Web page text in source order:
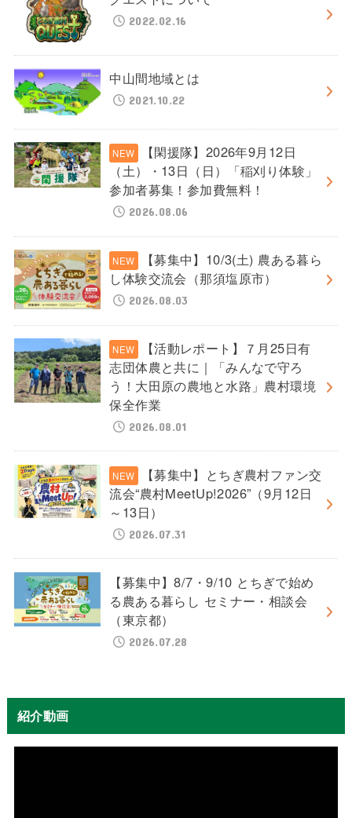
2022.02.16
中山間地域とは
2021.10.22
【閑援隊】2026年9月12日
（土）・13日（日）「稲刈り体験」
参加者募集！参加費無料！
2026.08.06
【募集中】10/3(土) 農ある暮ら
し体験交流会（那須塩原市）
2026.08.03
【活動レポート】７月25日有
志団体農と共に｜「みんなで守ろ
う！大田原の農地と水路」農村環境
保全作業
2026.08.01
【募集中】とちぎ農村ファン交
流会“農村MeetUp!2026”（9月12日
～13日）
2026.07.31
【募集中】8/7・9/10 とちぎで始め
る農ある暮らし セミナー・相談会
（東京都）
2026.07.28
紹介動画